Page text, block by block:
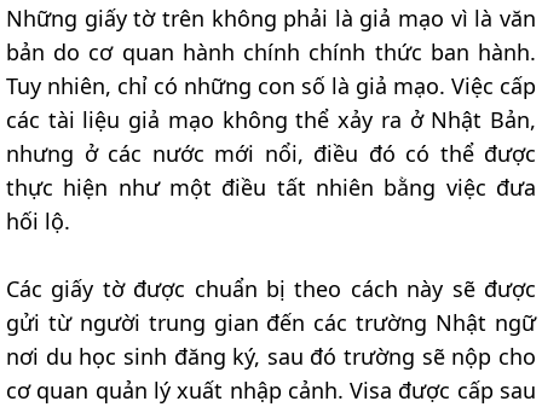
Những giấy tờ trên không phải là giả mạo vì là văn
bản do cơ quan hành chính chính thức ban hành.
Tuy nhiên, chỉ có những con số là giả mạo. Việc cấp
các tài liệu giả mạo không thể xảy ra ở Nhật Bản,
nhưng ở các nước mới nổi, điều đó có thể được
thực hiện như một điều tất nhiên bằng việc đưa
hối lộ.
Các giấy tờ được chuẩn bị theo cách này sẽ được
gửi từ người trung gian đến các trường Nhật ngữ
nơi du học sinh đăng ký, sau đó trường sẽ nộp cho
cơ quan quản lý xuất nhập cảnh. Visa được cấp sau